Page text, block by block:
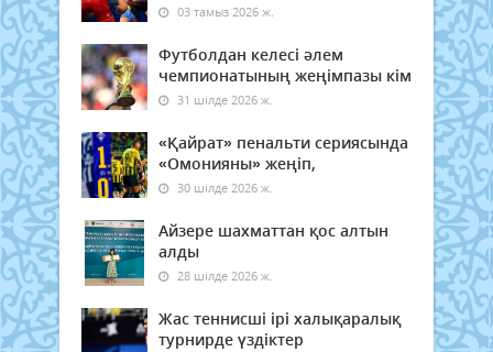
03 тамыз 2026 ж.
Футболдан келесі әлем
чемпионатының жеңімпазы кім
31 шілде 2026 ж.
«Қайрат» пенальти сериясында
«Омонияны» жеңіп,
30 шілде 2026 ж.
Айзере шахматтан қос алтын
алды
28 шілде 2026 ж.
Жас теннисші ірі халықаралық
турнирде үздіктер